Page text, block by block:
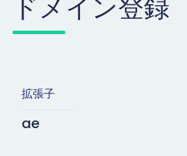
ドメイン登録
拡張子
ae